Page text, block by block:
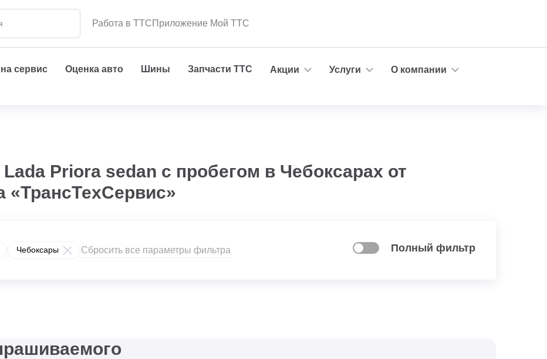
Работа в ТТСПриложение Мой ТТС
сервис Оценка авто Шины Запчасти ТТС Акции Услуги
О компании
Priora sedan с пробегом в Чебоксарах от
«ТрансТехСервис»
Чебоксары Сбросить все параметры фильтра Полный фильтр